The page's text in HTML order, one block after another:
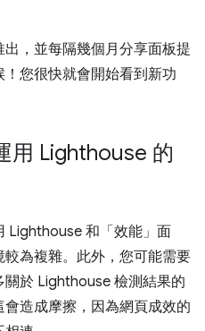
，並每隔幾個月分享面板提
您很快就會開始看到新功
用 Lighthouse 的
Lighthouse 和「效能」面
為複雜。此外，您可能需要
於 Lighthouse 檢測結果的
造成摩擦，因為網頁成效的